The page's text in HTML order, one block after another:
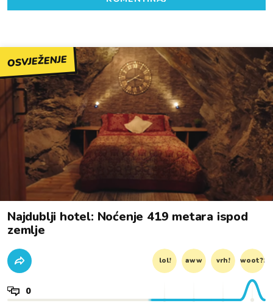
OSVJEŽENJE
Najdublji hotel: Noćenje 419 metara ispod
zemlje
lol! aww vrh! woot?!
0